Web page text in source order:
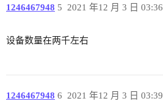
1246467948 2021 年12 月 3 日 03:36
5
设备数量在两千左右
1246467948 2021 年12 月 3 日 03:39
6